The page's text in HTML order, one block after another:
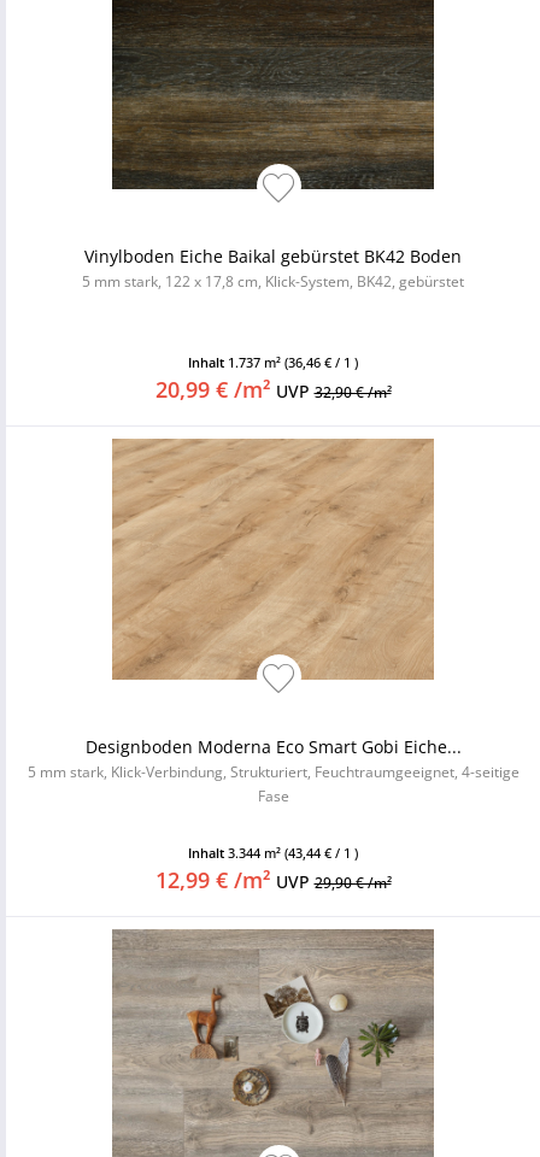
Vinylboden Eiche Baikal gebürstet BK42 Boden
5 mm stark, 122 x 17,8 cm, Klick-System, BK42, gebürstet
Inhalt 1.737 m² (36,46 € / 1 )
20,99 € /m² UVP32,90 € /m²
Designboden Moderna Eco Smart Gobi Eiche...
5 mm stark, Klick-Verbindung, Strukturiert, Feuchtraumgeeignet, 4-seitige
Fase
Inhalt 3.344 m² (43,44 € / 1 )
12,99 € /m² UVP29,90 € /m²